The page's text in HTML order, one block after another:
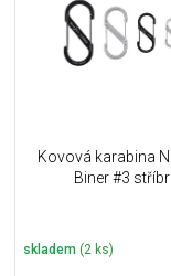
Kovová karabina
Biner #3
skladem (2 ks)